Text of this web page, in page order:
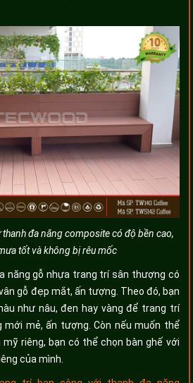
đa năng composite có độ bền cao,
tốt và không bị rêu mốc
năng gỗ nhựa trang trí sân thượng có
gỗ đẹp mắt, ấn tượng. Theo đó, bạn
như nâu, đen hay vàng để trang trí
mẻ, ấn tượng. Còn nếu muốn thể
riêng, bạn có thể chọn bàn ghế với
của mình.